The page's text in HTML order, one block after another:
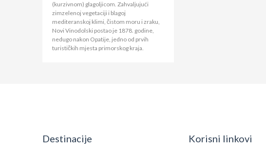
(kurzivnom) glagoljicom. Zahvaljujući
zimzelenoj vegetaciji i blagoj
mediteranskoj klimi, čistom moru i zraku,
Novi Vinodolski postao je 1878. godine,
nedugo nakon Opatije, jedno od prvih
turističkih mjesta primorskog kraja.
Destinacije Korisni linkovi